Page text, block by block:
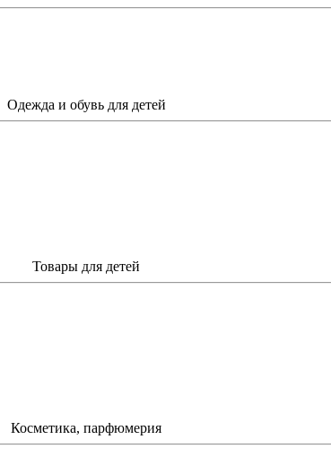
Одежда и обувь для детей
Товары для детей
Косметика, парфюмерия